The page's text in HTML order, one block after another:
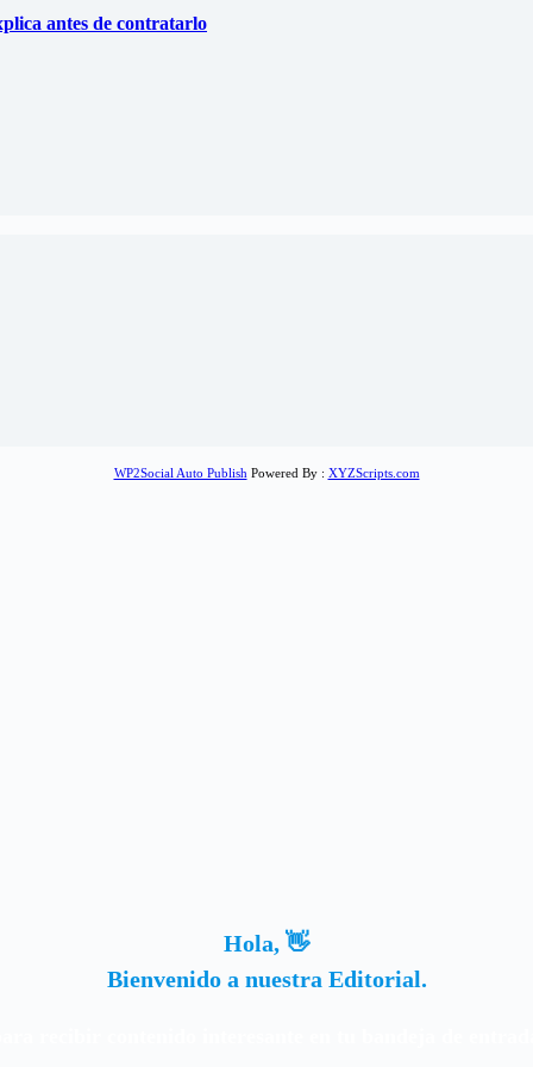
antes de contratarlo
WP2Social Auto Publish Powered By : XYZScripts.com
Hola, 👋
Bienvenido a nuestra Editorial.